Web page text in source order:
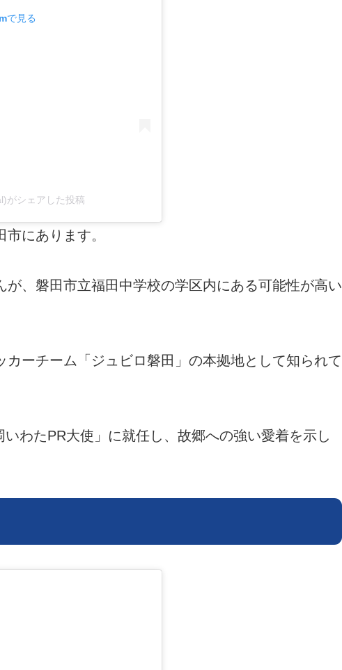
で見る
がシェアした投稿
にあります。
、磐田市立福田中学校の学区内にある可能性が高い
ーチーム「ジュビロ磐田」の本拠地として知られて
わたPR大使」に就任し、故郷への強い愛着を示し